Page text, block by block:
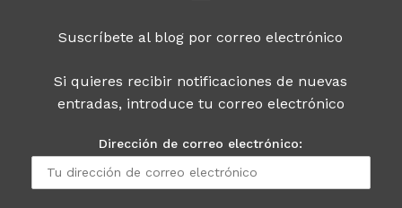
Suscríbete al blog por correo electrónico
Si quieres recibir notificaciones de nuevas
entradas, introduce tu correo electrónico
Dirección de correo electrónico: